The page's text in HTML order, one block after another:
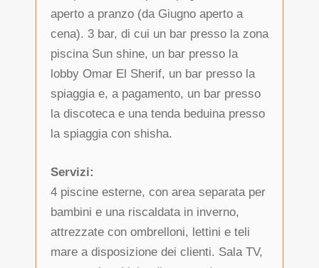
aperto a pranzo (da Giugno aperto a
cena). 3 bar, di cui un bar presso la zona
piscina Sun shine, un bar presso la
lobby Omar El Sherif, un bar presso la
spiaggia e, a pagamento, un bar presso
la discoteca e una tenda beduina presso
la spiaggia con shisha.
Servizi:
4 piscine esterne, con area separata per
bambini e una riscaldata in inverno,
attrezzate con ombrelloni, lettini e teli
mare a disposizione dei clienti. Sala TV,